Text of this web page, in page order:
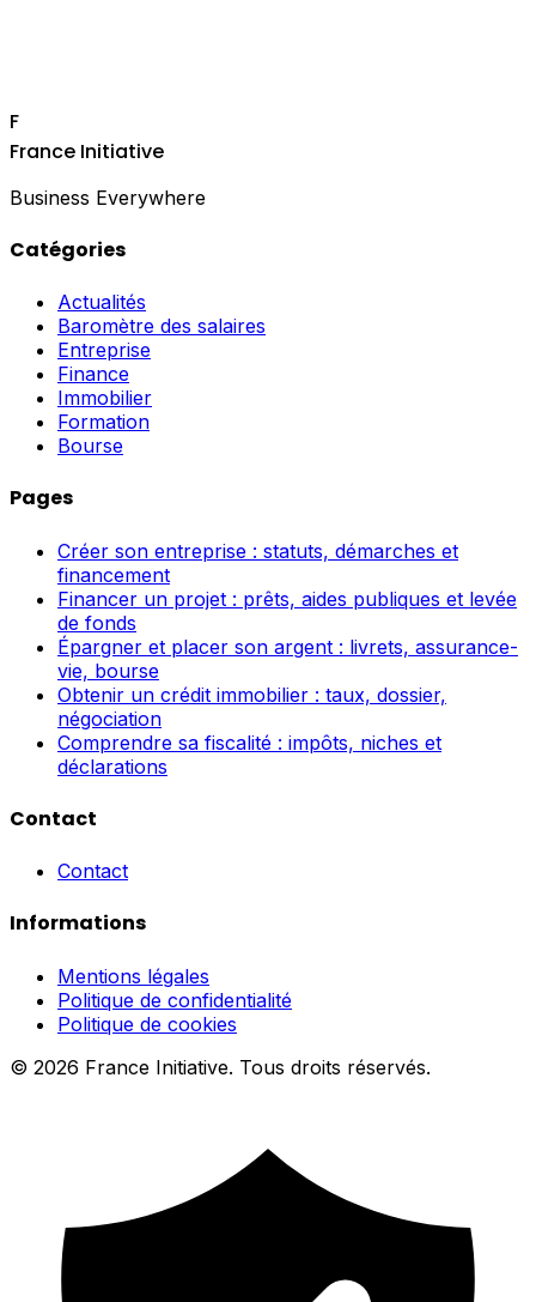
F
France Initiative
Business Everywhere
Catégories
Actualités
Baromètre des salaires
Entreprise
Finance
Immobilier
Formation
Bourse
Pages
Créer son entreprise : statuts, démarches et
financement
Financer un projet : prêts, aides publiques et levée
de fonds
Épargner et placer son argent : livrets, assurance-
vie, bourse
Obtenir un crédit immobilier : taux, dossier,
négociation
Comprendre sa fiscalité : impôts, niches et
déclarations
Contact
Contact
Informations
Mentions légales
Politique de confidentialité
Politique de cookies
© 2026 France Initiative. Tous droits réservés.